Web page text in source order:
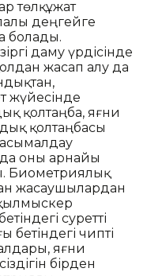
төлқұжат
деңгейге
болады.
даму үрдісінде
жасап алу да
жүйесінде
қолтаңба, яғни
қолтаңбасы
оны арнайы
Биометриялық
жасаушылардан
суретті
бетіндегі чипті
яғни
бірден